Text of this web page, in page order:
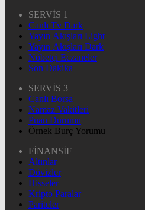
SERVİS 1
Canlı Tv Dark
Yayın Akışları Light
Yayın Akışları Dark
Nöbetçi Eczaneler
Son Dakika
SERVİS 3
Canlı Borsa
Namaz Vakitleri
Puan Durumu
Örnek Burç Yorumu
FİNANSİF
Altınlar
Dövizler
Hisseler
Kripto Paralar
Pariteler